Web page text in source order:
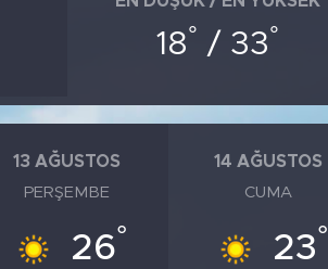
18° / 33°
13 AĞUSTOS
PERŞEMBE
26°
14 AĞUSTOS
CUMA
23°